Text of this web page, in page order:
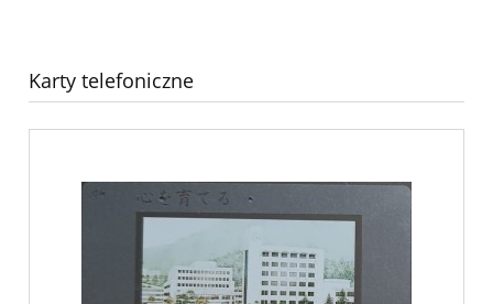
Karty telefoniczne